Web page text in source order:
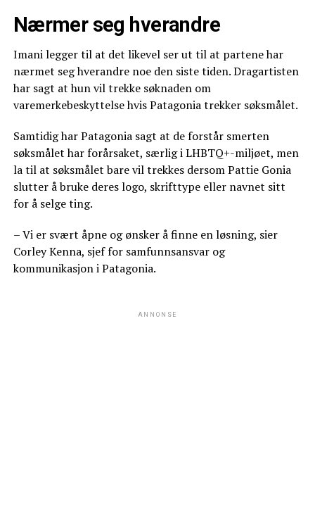
Nærmer seg hverandre
Imani legger til at det likevel ser ut til at partene har
nærmet seg hverandre noe den siste tiden. Dragartisten
har sagt at hun vil trekke søknaden om
varemerkebeskyttelse hvis Patagonia trekker søksmålet.
Samtidig har Patagonia sagt at de forstår smerten
søksmålet har forårsaket, særlig i LHBTQ+-miljøet, men
la til at søksmålet bare vil trekkes dersom Pattie Gonia
slutter å bruke deres logo, skrifttype eller navnet sitt
for å selge ting.
– Vi er svært åpne og ønsker å finne en løsning, sier
Corley Kenna, sjef for samfunnsansvar og
kommunikasjon i Patagonia.
ANNONSE